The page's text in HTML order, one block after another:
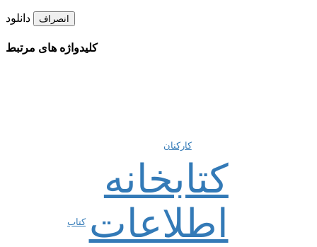
دانلود انصراف
کلیدواژه های مرتبط
اطلاعات
کتابخانه
کارکنان
کتاب